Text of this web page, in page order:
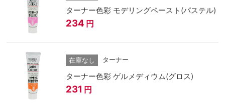
ターナー色彩 モデリングペースト(パステル)
234 円
在庫なし ターナー
ターナー色彩 ゲルメディウム(グロス)
231 円